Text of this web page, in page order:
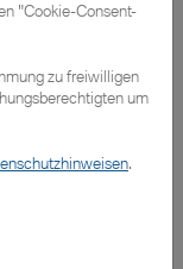
"Cookie-Consent-
zu freiwilligen
um
.